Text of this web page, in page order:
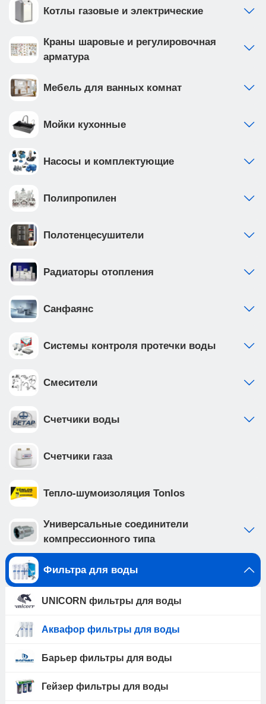
Котлы газовые и электрические
Краны шаровые и регулировочная
арматура
Мебель для ванных комнат
Мойки кухонные
Насосы и комплектующие
Полипропилен
Полотенцесушители
Радиаторы отопления
Санфаянс
Системы контроля протечки воды
Смесители
Счетчики воды
Счетчики газа
Тепло-шумоизоляция Tonlos
Универсальные соединители
компрессионного типа
Фильтра для воды
UNICORN фильтры для воды
Аквафор фильтры для воды
Барьер фильтры для воды
Гейзер фильтры для воды